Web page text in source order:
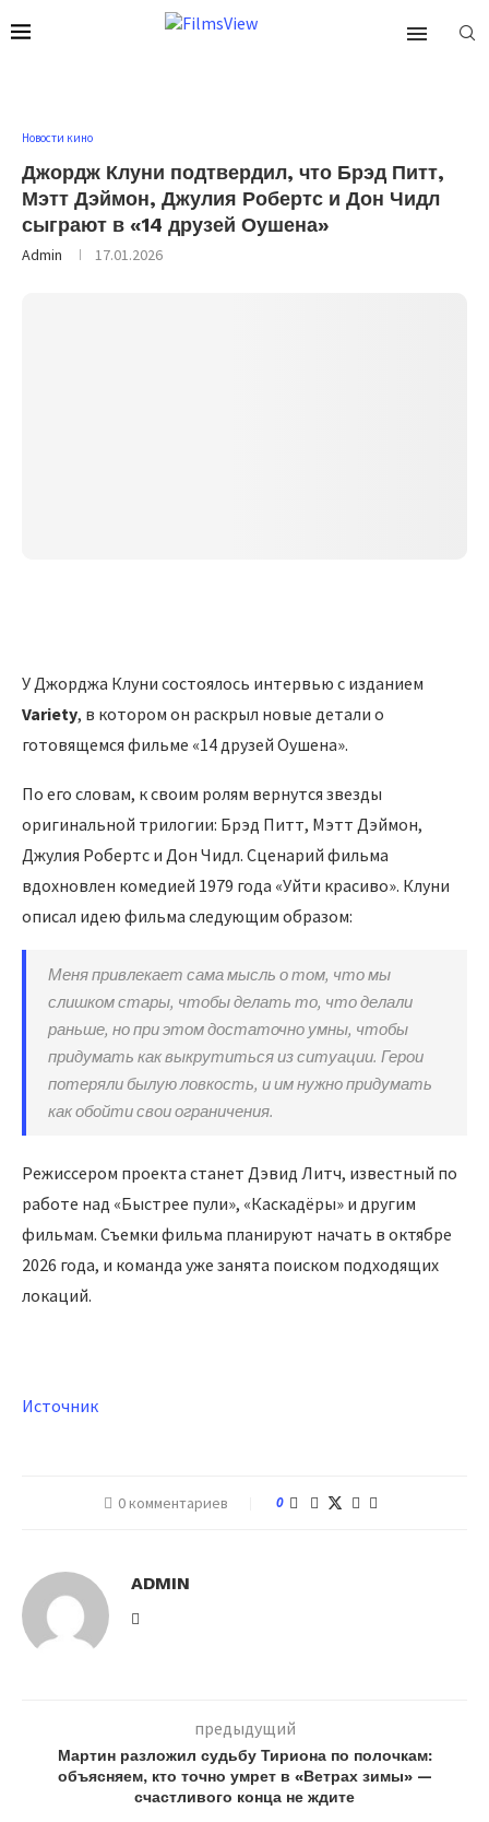
Новости кино
Джордж Клуни подтвердил, что Брэд Питт,
Мэтт Дэймон, Джулия Робертс и Дон Чидл
сыграют в «14 друзей Оушена»
Admin 17.01.2026
У Джорджа Клуни состоялось интервью с изданием
Variety, в котором он раскрыл новые детали о
готовящемся фильме «14 друзей Оушена».
По его словам, к своим ролям вернутся звезды
оригинальной трилогии: Брэд Питт, Мэтт Дэймон,
Джулия Робертс и Дон Чидл. Сценарий фильма
вдохновлен комедией 1979 года «Уйти красиво». Клуни
описал идею фильма следующим образом:
Меня привлекает сама мысль о том, что мы
слишком стары, чтобы делать то, что делали
раньше, но при этом достаточно умны, чтобы
придумать как выкрутиться из ситуации. Герои
потеряли былую ловкость, и им нужно придумать
как обойти свои ограничения.
Режиссером проекта станет Дэвид Литч, известный по
работе над «Быстрее пули», «Каскадёры» и другим
фильмам. Съемки фильма планируют начать в октябре
2026 года, и команда уже занята поиском подходящих
локаций.
Источник
0 комментариев 0
ADMIN
предыдущий
Мартин разложил судьбу Тириона по полочкам:
объясняем, кто точно умрет в «Ветрах зимы» —
счастливого конца не ждите